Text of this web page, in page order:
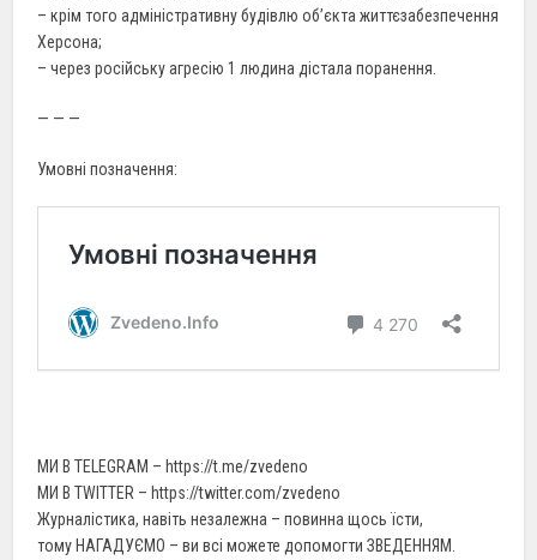
– крім того адміністративну будівлю об’єкта життєзабезпечення
Херсона;
– через російську агресію 1 людина дістала поранення.
— — —
Умовні позначення:
МИ В TELEGRAM – https://t.me/zvedeno
МИ В TWITTER – https://twitter.com/zvedeno
Журналістика, навіть незалежна – повинна щось їсти,
тому НАГАДУЄМО – ви всі можете допомогти ЗВЕДЕННЯМ.